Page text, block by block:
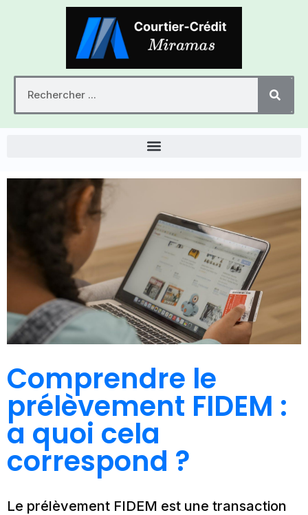
Comprendre le
prélèvement FIDEM :
a quoi cela
correspond ?
Le prélèvement FIDEM est une transaction